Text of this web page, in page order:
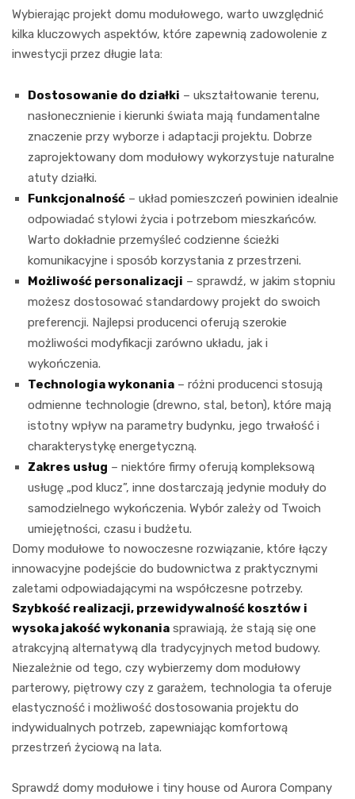
Wybierając projekt domu modułowego, warto uwzględnić
kilka kluczowych aspektów, które zapewnią zadowolenie z
inwestycji przez długie lata:
Dostosowanie do działki – ukształtowanie terenu,
nasłonecznienie i kierunki świata mają fundamentalne
znaczenie przy wyborze i adaptacji projektu. Dobrze
zaprojektowany dom modułowy wykorzystuje naturalne
atuty działki.
Funkcjonalność – układ pomieszczeń powinien idealnie
odpowiadać stylowi życia i potrzebom mieszkańców.
Warto dokładnie przemyśleć codzienne ścieżki
komunikacyjne i sposób korzystania z przestrzeni.
Możliwość personalizacji – sprawdź, w jakim stopniu
możesz dostosować standardowy projekt do swoich
preferencji. Najlepsi producenci oferują szerokie
możliwości modyfikacji zarówno układu, jak i
wykończenia.
Technologia wykonania – różni producenci stosują
odmienne technologie (drewno, stal, beton), które mają
istotny wpływ na parametry budynku, jego trwałość i
charakterystykę energetyczną.
Zakres usług – niektóre firmy oferują kompleksową
usługę „pod klucz”, inne dostarczają jedynie moduły do
samodzielnego wykończenia. Wybór zależy od Twoich
umiejętności, czasu i budżetu.
Domy modułowe to nowoczesne rozwiązanie, które łączy
innowacyjne podejście do budownictwa z praktycznymi
zaletami odpowiadającymi na współczesne potrzeby.
Szybkość realizacji, przewidywalność kosztów i
wysoka jakość wykonania sprawiają, że stają się one
atrakcyjną alternatywą dla tradycyjnych metod budowy.
Niezależnie od tego, czy wybierzemy dom modułowy
parterowy, piętrowy czy z garażem, technologia ta oferuje
elastyczność i możliwość dostosowania projektu do
indywidualnych potrzeb, zapewniając komfortową
przestrzeń życiową na lata.
Sprawdź domy modułowe i tiny house od Aurora Company